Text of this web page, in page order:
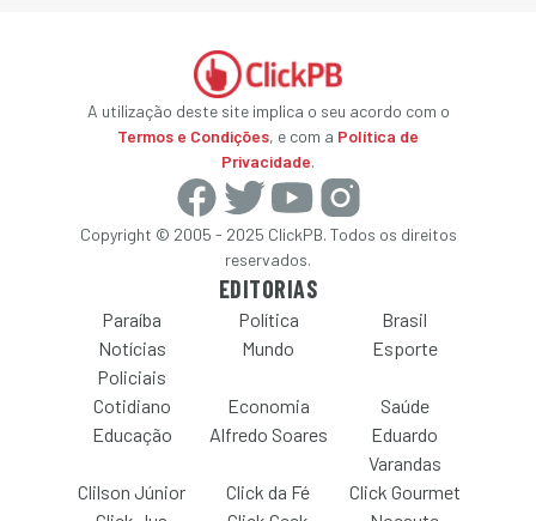
A utilização deste site implica o seu acordo com o
Termos e Condições, e com a Política de
Privacidade.
Copyright © 2005 - 2025 ClickPB. Todos os direitos
reservados.
EDITORIAS
Paraíba Política
Brasil
Notícias
Policiais
Mundo Esporte
Cotidiano Economia
Saúde
Educação
Alfredo Soares
Eduardo
Varandas
Clilson Júnior
Click da Fé
Click Gourmet